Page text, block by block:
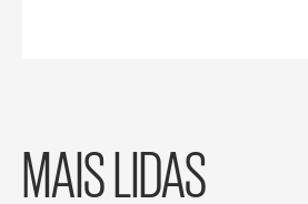
MAIS LIDAS